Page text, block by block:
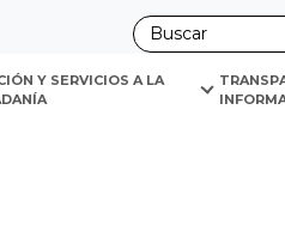
Y SERVICIOS A LA